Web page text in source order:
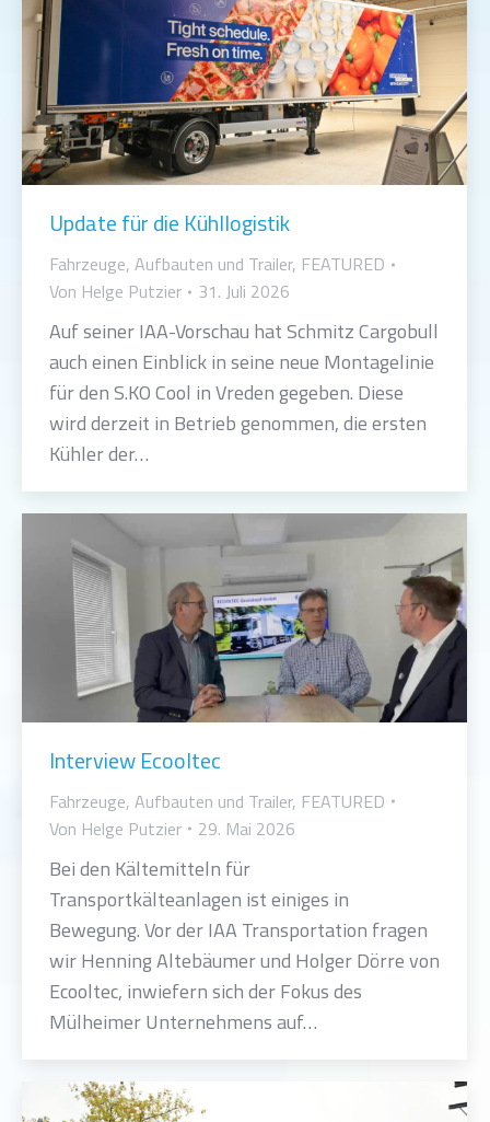
Update für die Kühllogistik
Fahrzeuge, Aufbauten und Trailer, FEATURED
Von Helge Putzier 31. Juli 2026
Auf seiner IAA-Vorschau hat Schmitz Cargobull
auch einen Einblick in seine neue Montagelinie
für den S.KO Cool in Vreden gegeben. Diese
wird derzeit in Betrieb genommen, die ersten
Kühler der…
Interview Ecooltec
Fahrzeuge, Aufbauten und Trailer, FEATURED
Von Helge Putzier 29. Mai 2026
Bei den Kältemitteln für
Transportkälteanlagen ist einiges in
Bewegung. Vor der IAA Transportation fragen
wir Henning Altebäumer und Holger Dörre von
Ecooltec, inwiefern sich der Fokus des
Mülheimer Unternehmens auf…